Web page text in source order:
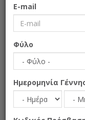
E-mail
Φύλο
Ημερομηνία